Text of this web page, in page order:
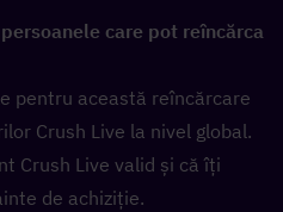
care pot reîncărca
pentru această reîncărcare
Crush Live la nivel global.
Crush Live valid și că îți
de achiziție.